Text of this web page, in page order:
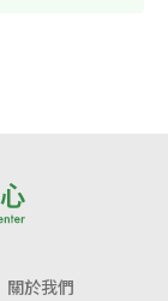
關於我們